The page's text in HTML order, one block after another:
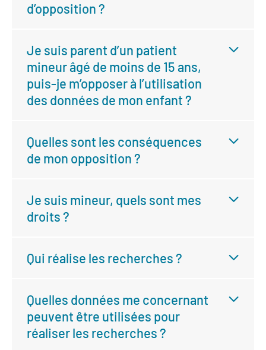
d’opposition ?
Je suis parent d’un patient
mineur âgé de moins de 15 ans,
puis-je m’opposer à l’utilisation
des données de mon enfant ?
Quelles sont les conséquences
de mon opposition ?
Je suis mineur, quels sont mes
droits ?
Qui réalise les recherches ?
Quelles données me concernant
peuvent être utilisées pour
réaliser les recherches ?